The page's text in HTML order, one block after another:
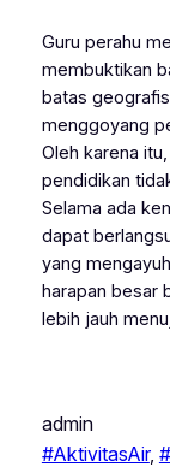
Guru perahu
membuktikan
batas
menggoyang
Oleh karena
pendidikan
Selama ada
dapat
yang
harapan besar
lebih jauh
admin
#AktivitasAir,